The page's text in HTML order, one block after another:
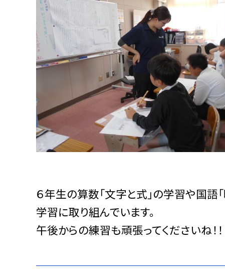
６年生の算数「文字と式」の学習や国語
学習に取り組んでいます。
午後からの練習も頑張ってくださいね！！